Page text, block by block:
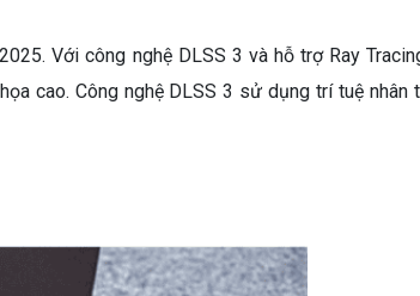
Với công nghệ DLSS 3 và hỗ trợ Ray
cao. Công nghệ DLSS 3 sử dụng trí tuệ nhân